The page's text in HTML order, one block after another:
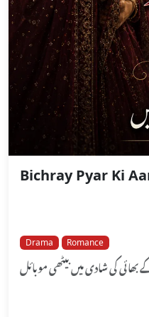
Bichray Pyar Ki
Drama Romance
کی شادی میں بیٹھی موبائل